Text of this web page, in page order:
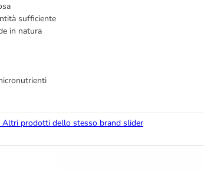
sufficiente
in natura
Altri prodotti dello stesso brand slider